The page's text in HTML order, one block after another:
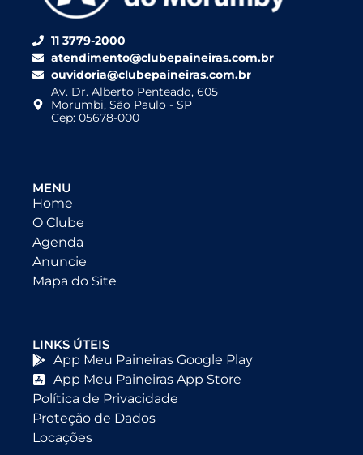
11 3779-2000
atendimento@clubepaineiras.com.br
ouvidoria@clubepaineiras.com.br
Av. Dr. Alberto Penteado, 605
Morumbi, São Paulo - SP
Cep: 05678-000
MENU
Home
O Clube
Agenda
Anuncie
Mapa do Site
LINKS ÚTEIS
App Meu Paineiras Google Play
App Meu Paineiras App Store
Política de Privacidade
Proteção de Dados
Locações